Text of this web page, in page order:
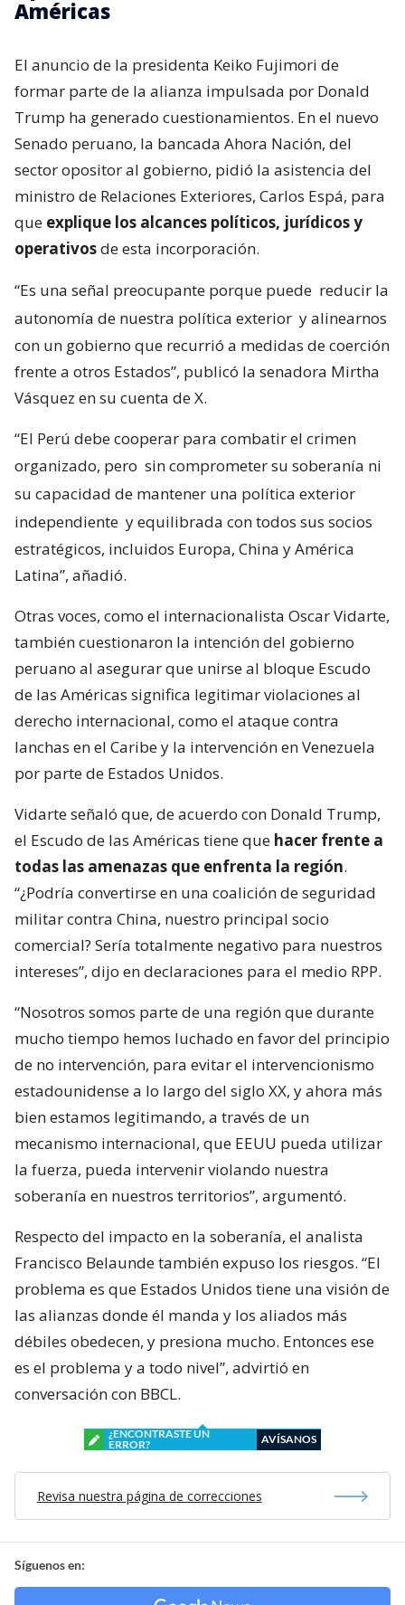
Américas
El anuncio de la presidenta Keiko Fujimori de
formar parte de la alianza impulsada por Donald
Trump ha generado cuestionamientos. En el nuevo
Senado peruano, la bancada Ahora Nación, del
sector opositor al gobierno, pidió la asistencia del
ministro de Relaciones Exteriores, Carlos Espá, para
que explique los alcances políticos, jurídicos y
operativosde esta incorporación.
“Es una señal preocupante porque puede reducir la
autonomía de nuestra política exterior y alinearnos
con un gobierno que recurrió a medidas de coerción
frente a otros Estados”, publicó la senadora Mirtha
Vásquez en su cuenta de X.
“El Perú debe cooperar para combatir el crimen
organizado, pero sin comprometer su soberanía ni
su capacidad de mantener una política exterior
independiente y equilibrada con todos sus socios
estratégicos, incluidos Europa, China y América
Latina”, añadió.
Otras voces, como el internacionalista Oscar Vidarte,
también cuestionaron la intención del gobierno
peruano al asegurar que unirse al bloque Escudo
de las Américas significa legitimar violaciones al
derecho internacional, como el ataque contra
lanchas en el Caribe y la intervención en Venezuela
por parte de Estados Unidos.
Vidarte señaló que, de acuerdo con Donald Trump,
el Escudo de las Américas tiene que hacer frente a
todas las amenazas que enfrenta la región.
“¿Podría convertirse en una coalición de seguridad
militar contra China, nuestro principal socio
comercial? Sería totalmente negativo para nuestros
intereses”, dijo en declaraciones para el medio RPP.
“Nosotros somos parte de una región que durante
mucho tiempo hemos luchado en favor del principio
de no intervención, para evitar el intervencionismo
estadounidense a lo largo del siglo XX, y ahora más
bien estamos legitimando, a través de un
mecanismo internacional, que EEUU pueda utilizar
la fuerza, pueda intervenir violando nuestra
soberanía en nuestros territorios”, argumentó.
Respecto del impacto en la soberanía, el analista
Francisco Belaunde también expuso los riesgos. “El
problema es que Estados Unidos tiene una visión de
las alianzas donde él manda y los aliados más
débiles obedecen, y presiona mucho. Entonces ese
es el problema y a todo nivel”, advirtió en
conversación con BBCL.
¿ENCONTRASTE UN
ERROR?
AVÍSANOS
Revisa nuestra página de correcciones
Síguenos en: